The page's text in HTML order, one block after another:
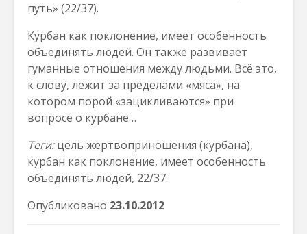
путь» (22/37).
Курбан как поклонение, имеет особенность
объединять людей. Он также развивает
гуманные отношения между людьми. Всё это,
к слову, лежит за пределами «мяса», на
котором порой «зацикливаются» при
вопросе о курбане…
Теги:цель жертвоприношения (курбана),
курбан как поклонение, имеет особенность
объединять людей, 22/37.
Опубликовано 23.10.2012